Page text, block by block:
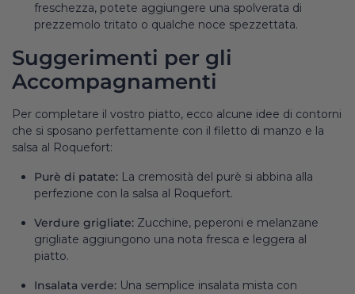
freschezza, potete aggiungere una spolverata di
prezzemolo tritato o qualche noce spezzettata.
Suggerimenti per gli
Accompagnamenti
Per completare il vostro piatto, ecco alcune idee di contorni
che si sposano perfettamente con il filetto di manzo e la
salsa al Roquefort:
Purè di patate: La cremosità del purè si abbina alla
perfezione con la salsa al Roquefort.
Verdure grigliate: Zucchine, peperoni e melanzane
grigliate aggiungono una nota fresca e leggera al
piatto.
Insalata verde: Una semplice insalata mista con